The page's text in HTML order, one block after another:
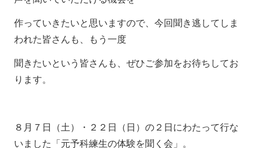
作っていきたいと思いますので、今回聞き逃してしま
われた皆さんも、もう一度
聞きたいという皆さんも、ぜひご参加をお待ちしてお
ります。
８月７日（土）・２２日（日）の２日にわたって行な
いました「元予科練生の体験を聞く会」。